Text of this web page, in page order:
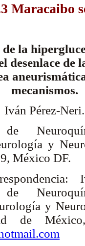
Maracaibo
de la
desenlace de
mecanismos.
Iván Pérez-Neri.
de
y
México DF.
de
y
de